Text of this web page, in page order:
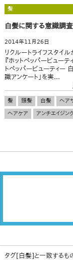
髪
白髪に関する意識調査
2014年11月26日
リクルートライフスタイ
『ホットペッパービューテ
トペッパービューティー
識アンケート」を実...
髪 頭髪 白髪
ヘア
ヘアケア
アンチエイジン
タグ[白髪]と一致するも